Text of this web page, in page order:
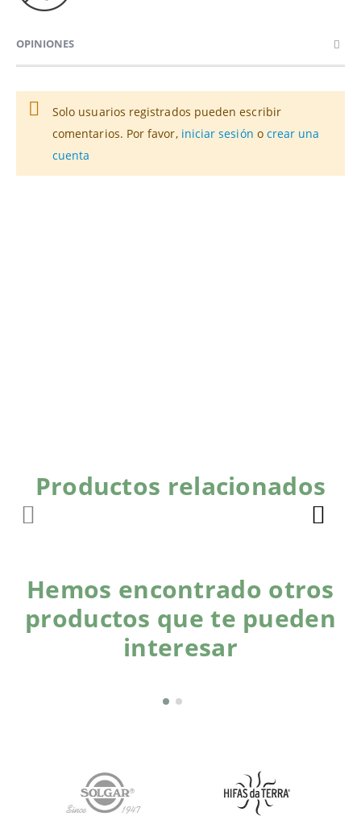
OPINIONES
Solo usuarios registrados pueden escribir
comentarios. Por favor, iniciar sesión o crear una
cuenta
Productos relacionados
Hemos encontrado otros
productos que te pueden
interesar